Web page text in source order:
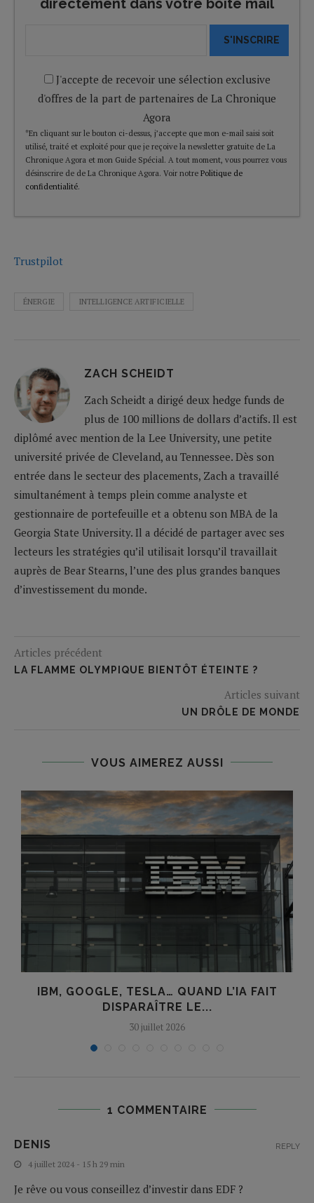
directement dans votre boîte mail
S'INSCRIRE
J'accepte de recevoir une sélection exclusive
d'offres de la part de partenaires de La Chronique
Agora
*En cliquant sur le bouton ci-dessus, j’accepte que mon e-mail saisi soit
utilisé, traité et exploité pour que je reçoive la newsletter gratuite de La
Chronique Agora et mon Guide Spécial. A tout moment, vous pourrez vous
désinscrire de de La Chronique Agora. Voir notre Politique de
confidentialité.
Trustpilot
ÉNERGIE INTELLIGENCE ARTIFICIELLE
ZACH SCHEIDT
Zach Scheidt a dirigé deux hedge funds de
plus de 100 millions de dollars d’actifs. Il est
diplômé avec mention de la Lee University, une petite
université privée de Cleveland, au Tennessee. Dès son
entrée dans le secteur des placements, Zach a travaillé
simultanément à temps plein comme analyste et
gestionnaire de portefeuille et a obtenu son MBA de la
Georgia State University. Il a décidé de partager avec ses
lecteurs les stratégies qu’il utilisait lorsqu’il travaillait
auprès de Bear Stearns, l’une des plus grandes banques
d’investissement du monde.
Articles précédent
LA FLAMME OLYMPIQUE BIENTÔT ÉTEINTE ?
Articles suivant
UN DRÔLE DE MONDE
VOUS AIMEREZ AUSSI
IBM, GOOGLE, TESLA… QUAND L’IA FAIT
DISPARAÎTRE LE...
30 juillet 2026
1 COMMENTAIRE
DENIS
4 juillet 2024 - 15 h 29 min
Je rêve ou vous conseillez d’investir dans EDF ?
REPLY